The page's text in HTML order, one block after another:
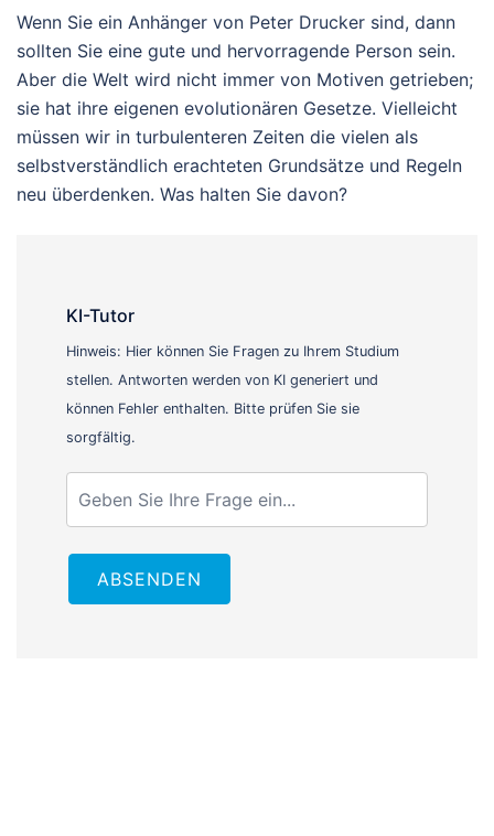
Wenn Sie ein Anhänger von Peter Drucker sind, dann
sollten Sie eine gute und hervorragende Person sein.
Aber die Welt wird nicht immer von Motiven getrieben;
sie hat ihre eigenen evolutionären Gesetze. Vielleicht
müssen wir in turbulenteren Zeiten die vielen als
selbstverständlich erachteten Grundsätze und Regeln
neu überdenken. Was halten Sie davon?
KI-Tutor
Hinweis: Hier können Sie Fragen zu Ihrem Studium
stellen. Antworten werden von KI generiert und
können Fehler enthalten. Bitte prüfen Sie sie
sorgfältig.
ABSENDEN